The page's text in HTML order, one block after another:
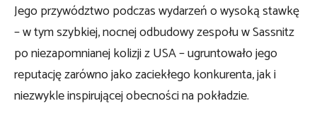
Jego przywództwo podczas wydarzeń o wysoką stawkę
– w tym szybkiej, nocnej odbudowy zespołu w Sassnitz
po niezapomnianej kolizji z USA – ugruntowało jego
reputację zarówno jako zaciekłego konkurenta, jak i
niezwykle inspirującej obecności na pokładzie.